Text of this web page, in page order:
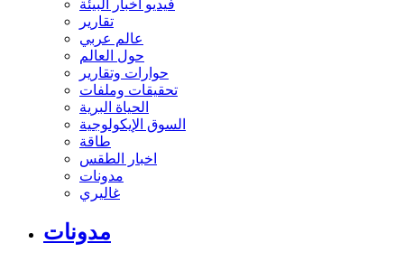
فيديو أخبار البيئة
تقارير
عالم عربي
حول العالم
حوارات وتقارير
تحقيقات وملفات
الحياة البرية
السوق الإيكولوجية
طاقة
اخبار الطقس
مدونات
غاليري
مدونات